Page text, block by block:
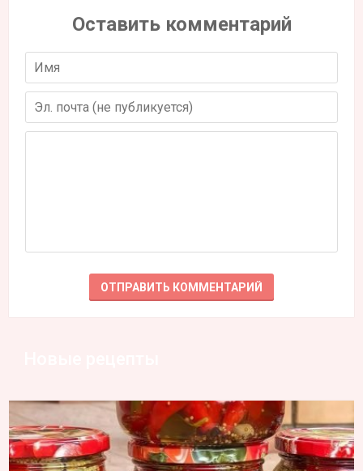
Оставить комментарий